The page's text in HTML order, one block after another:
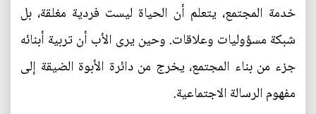
خدمة المجتمع، يتعلم أن الحياة ليست فردية مغلقة، بل
شبكة مسؤوليات وعلاقات. وحين يرى الأب أن تربية أبنائه
جزء من بناء المجتمع، يخرج من دائرة الأبوة الضيقة إلى
مفهوم الرسالة الاجتماعية.